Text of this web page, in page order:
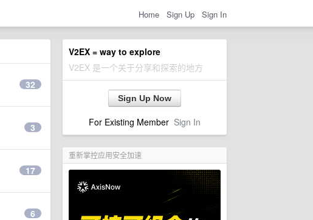
Home Sign Up Sign In
V2EX = way to explore
V2EX 是一个关于分享和探索的地方
Sign Up Now
For Existing Member Sign In
重新掌控应用安全加速
32
3
17
6